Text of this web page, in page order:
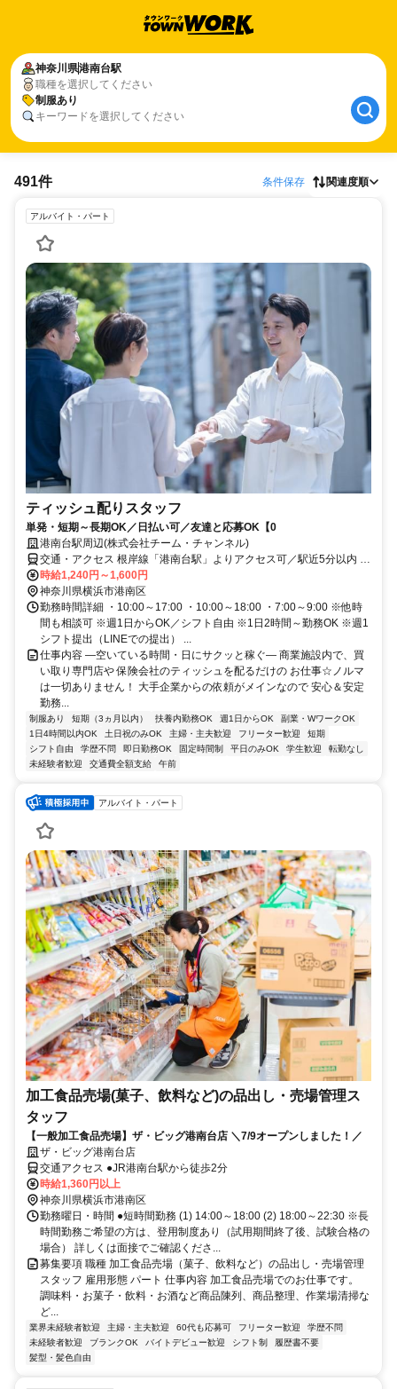
神奈川県港南台駅
職種を選択してください
制服あり
キーワードを選択してください
491件 条件保存 関連度順
アルバイト・パート
ティッシュ配りスタッフ
単発・短期～長期OK／日払い可／友達と応募OK【0
港南台駅周辺(株式会社チーム・チャンネル)
交通・アクセス 根岸線「港南台駅」よりアクセス可／駅近5分以内 ※
直行直帰OK
時給1,240円～1,600円
神奈川県横浜市港南区
勤務時間詳細 ・10:00～17:00 ・10:00～18:00 ・7:00～9:00 ※他時
間も相談可 ※週1日からOK／シフト自由 ※1日2時間～勤務OK ※週1
シフト提出（LINEでの提出） ...
仕事内容 ―空いている時間・日にサクッと稼ぐ― 商業施設内で、買
い取り専門店や 保険会社のティッシュを配るだけの お仕事☆ノルマ
は一切ありません！ 大手企業からの依頼がメインなので 安心＆安定
勤務...
制服あり 短期（3ヵ月以内） 扶養内勤務OK 週1日からOK
副業・WワークOK
1日4時間以内OK
土日祝のみOK 主婦・主夫歓迎 フリーター歓迎
短期
シフト自由
学歴不問 即日勤務OK 固定時間制 平日のみOK 学生歓迎
転勤なし
未経験者歓迎
交通費全額支給 午前
アルバイト・パート
加工食品売場(菓子、飲料など)の品出し・売場管理ス
タッフ
【一般加工食品売場】ザ・ビッグ港南台店 ＼7/9オープンしました！／
ザ・ビッグ港南台店
交通アクセス ●JR港南台駅から徒歩2分
時給1,360円以上
神奈川県横浜市港南区
勤務曜日・時間 ●短時間勤務 (1) 14:00～18:00 (2) 18:00～22:30 ※長
時間勤務ご希望の方は、登用制度あり（試用期間終了後、試験合格の
場合） 詳しくは面接でご確認くださ...
募集要項 職種 加工食品売場（菓子、飲料など）の品出し・売場管理
スタッフ 雇用形態 パート 仕事内容 加工食品売場でのお仕事です。
調味料・お菓子・飲料・お酒など商品陳列、商品整理、作業場清掃な
ど...
業界未経験者歓迎 主婦・主夫歓迎 60代も応募可 フリーター歓迎
学歴不問
未経験者歓迎
ブランクOK バイトデビュー歓迎 シフト制
履歴書不要
髪型・髪色自由